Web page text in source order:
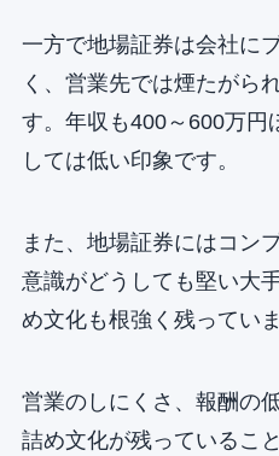
一方で地場証券は会社に
く、営業先では煙たがら
す。年収も400～600万円
しては低い印象です。
また、地場証券にはコン
意識がどうしても堅い大
め文化も根強く残っていま
営業のしにくさ、報酬の
詰め文化が残っているこ